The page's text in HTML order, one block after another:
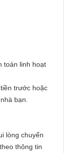
toán linh hoạt
trước hoặc
bạn.
lòng chuyển
thông tin